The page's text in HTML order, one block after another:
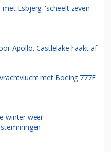
Esbjerg: 'scheelt zeven
Apollo, Castlelake haakt af
met Boeing 777F
winter weer